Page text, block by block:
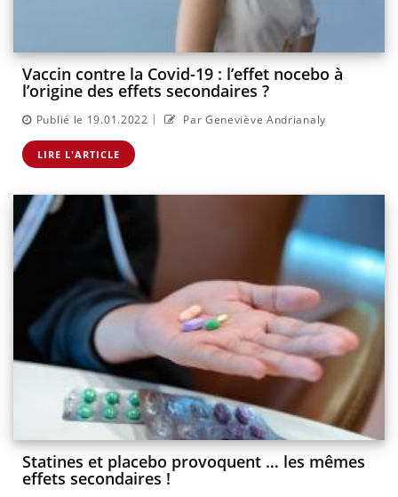
Vaccin contre la Covid-19 : l’effet nocebo à
l’origine des effets secondaires ?
Publié le 19.01.2022 | Par Geneviève Andrianaly
LIRE L'ARTICLE
Statines et placebo provoquent … les mêmes
effets secondaires !